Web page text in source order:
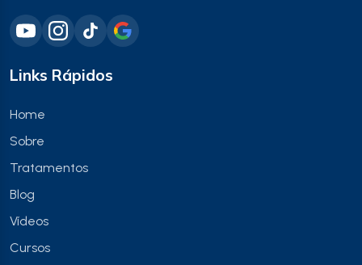
Links Rápidos
Home
Sobre
Tratamentos
Blog
Vídeos
Cursos